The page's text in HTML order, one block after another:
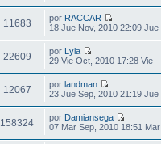
11683 por RACCAR
18 Jue Nov, 2010 22:09 Jue
22609 por Lyla
29 Vie Oct, 2010 17:28 Vie
12067 por landman
23 Jue Sep, 2010 21:19 Jue
158324 por Damiansega
07 Mar Sep, 2010 18:51 Mar